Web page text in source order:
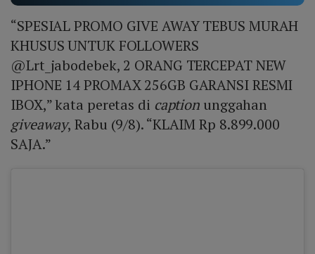
“SPESIAL PROMO GIVE AWAY TEBUS MURAH
KHUSUS UNTUK FOLLOWERS
@Lrt_jabodebek, 2 ORANG TERCEPAT NEW
IPHONE 14 PROMAX 256GB GARANSI RESMI
IBOX,” kata peretas di caption unggahan
giveaway, Rabu (9/8). “KLAIM Rp 8.899.000
SAJA.”